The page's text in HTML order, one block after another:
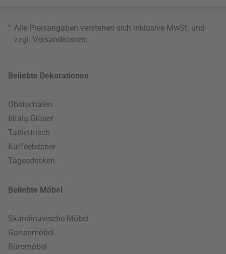
* Alle Preisangaben verstehen sich inklusive MwSt. und
zzgl. Versandkosten.
Beliebte Dekorationen
Obstschalen
Iittala Gläser
Tabletttisch
Kaffeebecher
Tagesdecken
Beliebte Möbel
Skandinavische Möbel
Gartenmöbel
Büromöbel